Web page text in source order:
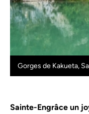
Gorges de Kakueta,
Sainte-Engrâce un